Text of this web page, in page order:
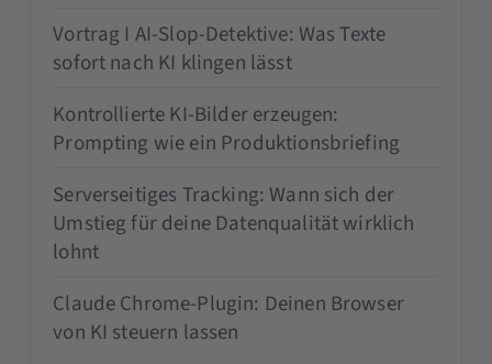
Vortrag I AI-Slop-Detektive: Was Texte
sofort nach KI klingen lässt
Kontrollierte KI-Bilder erzeugen:
Prompting wie ein Produktionsbriefing
Serverseitiges Tracking: Wann sich der
Umstieg für deine Datenqualität wirklich
lohnt
Claude Chrome-Plugin: Deinen Browser
von KI steuern lassen